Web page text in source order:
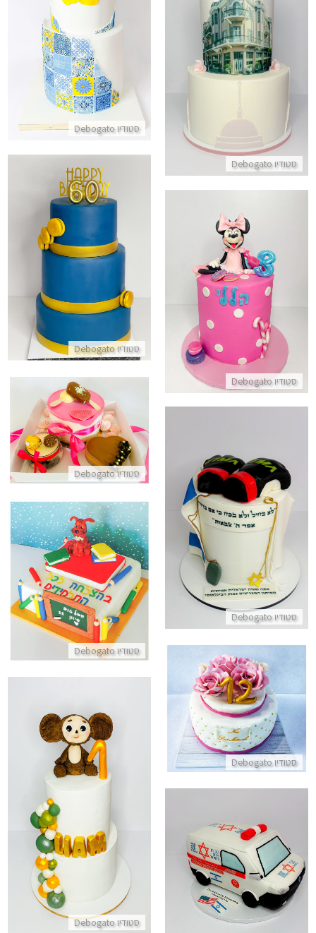
סטודיו Debogato
התקשר/י
סטודיו Debogato
עוגות כשרות לבעלי עסק מיתוג מלון
התקשר/י
סטודיו Debogato
עוגת קומות יום הולדת 60
סטודיו Debogato
עוגת מיני מאוס
התקשר/י
סטודיו Debogato
מארז מתוקים באהבה לאשה
התקשר/י
סטודיו Debogato
עוגה מעוצבת כפפות אגרוף
התקשר/י
סטודיו Debogato
עוגת בצק סוכר בעיצוב בית ספר
התקשר/י
סטודיו Debogato
עוגת בת מצווה כשרה מבצק סוכר
התקשר/י
סטודיו Debogato
התקשר/י
עוגה מעוצבת בצורת אמבלונס
התקשר/י